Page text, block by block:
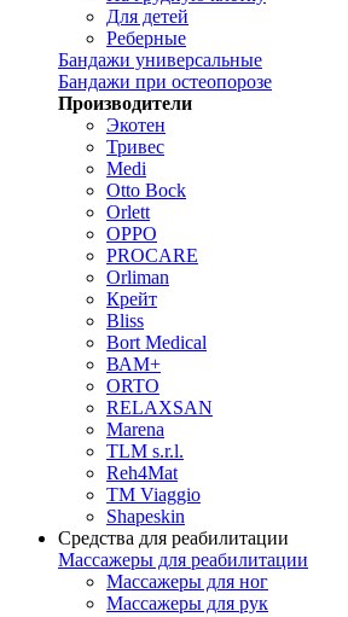
Для детей
Реберные
Бандажи универсальные
Бандажи при остеопорозе
Производители
Экотен
Тривес
Medi
Otto Bock
Orlett
OPPO
PROCARE
Orliman
Крейт
Bliss
Bort Medical
ВАМ+
ORTO
RELAXSAN
Marena
TLM s.r.l.
Reh4Mat
TM Viaggio
Shapeskin
Средства для реабилитации
Массажеры для реабилитации
Массажеры для ног
Массажеры для рук